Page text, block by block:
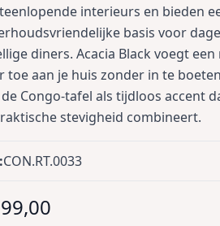
interieurs en bieden
basis voor
diners. Acacia Black voegt
toe aan je huis zonder in te
de Congo-tafel als tijdloos accent
stevigheid combineert.
CON.RT.0033